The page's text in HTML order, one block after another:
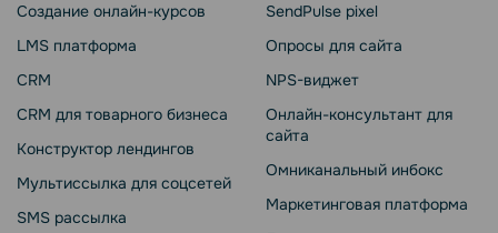
Создание онлайн-курсов
LMS платформа
CRM
CRM для товарного бизнеса
Конструктор лендингов
Мультиссылка для соцсетей
SMS рассылка
SendPulse pixel
Опросы для сайта
NPS-виджет
Онлайн-консультант для
сайта
Омниканальный инбокс
Маркетинговая платформа